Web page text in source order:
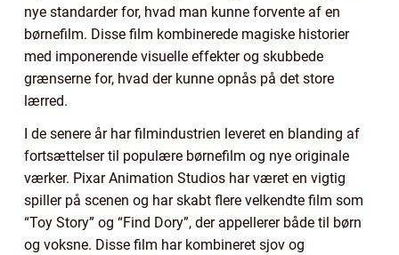
nye standarder for, hvad man kunne forvente af en
børnefilm. Disse film kombinerede magiske historier
med imponerende visuelle effekter og skubbede
grænserne for, hvad der kunne opnås på det store
lærred.
I de senere år har filmindustrien leveret en blanding af
fortsættelser til populære børnefilm og nye originale
værker. Pixar Animation Studios har været en vigtig
spiller på scenen og har skabt flere velkendte film som
“Toy Story” og “Find Dory”, der appellerer både til børn
og voksne. Disse film har kombineret sjov og